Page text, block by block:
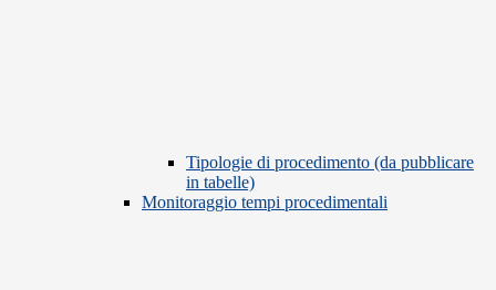
Tipologie di procedimento (da pubblicare
in tabelle)
Monitoraggio tempi procedimentali